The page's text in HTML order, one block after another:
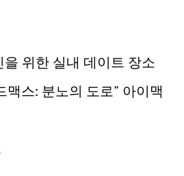
위한 실내 데이트 장소
맥스: 분노의 도로” 아이맥
볼까?